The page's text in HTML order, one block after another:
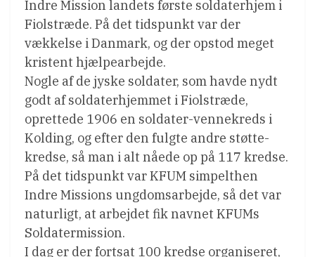
Indre Mission landets første soldaterhjem i
Fiolstræde. På det tidspunkt var der
vækkelse i Danmark, og der opstod meget
kristent hjælpearbejde.
Nogle af de jyske soldater, som havde nydt
godt af soldaterhjemmet i Fiolstræde,
oprettede 1906 en soldater-vennekreds i
Kolding, og efter den fulgte andre støtte-
kredse, så man i alt nåede op på 117 kredse.
På det tidspunkt var KFUM simpelthen
Indre Missions ungdomsarbejde, så det var
naturligt, at arbejdet fik navnet KFUMs
Soldatermission.
I dag er der fortsat 100 kredse organiseret,